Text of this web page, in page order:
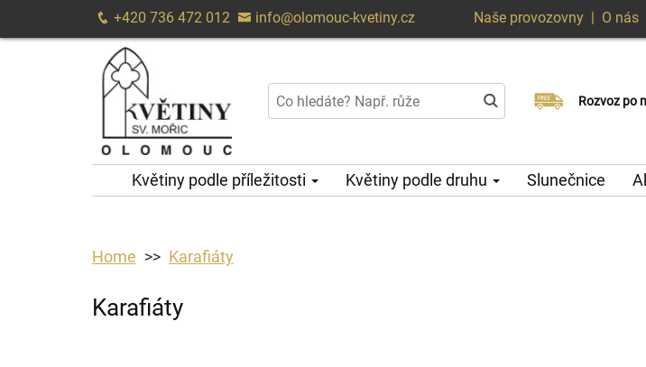
+420 736 472 012 info@olomouc-kvetiny.cz Naše provozovny | O nás
Rozvoz po
Možný
Květiny podle příležitosti Květiny podle druhu Slunečnice
Home Karafiáty
Karafiáty